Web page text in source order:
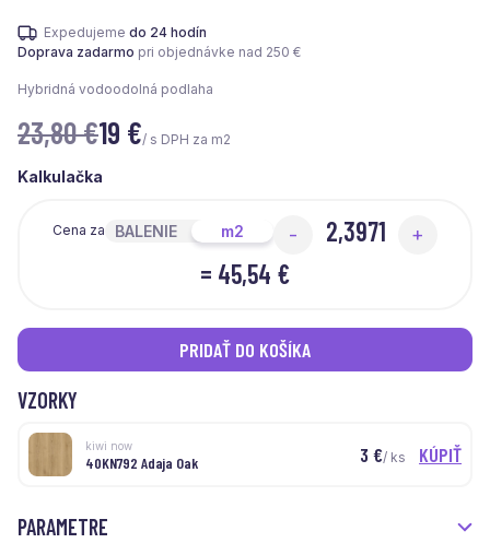
Expedujeme do 24 hodín
Doprava zadarmo pri objednávke nad 250 €
Hybridná vodoodolná podlaha
23,80 €19 €/ s DPH za m2
Kalkulačka
Cena za BALENIE m2 - +
= 45,54 €
PRIDAŤ DO KOŠÍKA
VZORKY
kiwi now
40KN792 Adaja Oak 3 €/ ks KÚPIŤ
PARAMETRE